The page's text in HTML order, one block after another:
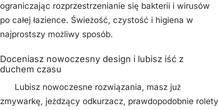
ograniczając rozprzestrzenianie się bakterii i wirusów
po całej łazience. Świeżość, czystość i higiena w
najprostszy możliwy sposób.
Doceniasz nowoczesny design i lubisz iść z
duchem czasu
Lubisz nowoczesne rozwiązania, masz już
zmywarkę, jeżdzący odkurzacz, prawdopodobnie rolety